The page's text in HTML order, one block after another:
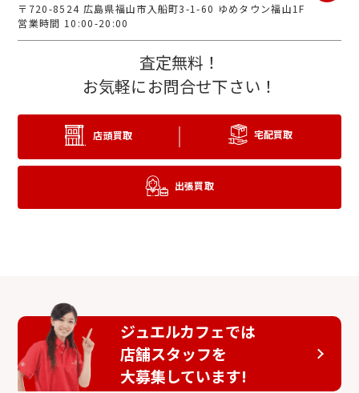
〒720-8524 広島県福山市入船町3-1-60 ゆめタウン福山1F
営業時間 10:00-20:00
査定無料！
お気軽にお問合せ下さい！
店頭買取 宅配買取
出張買取
ジュエルカフェでは
店舗スタッフを
大募集しています!